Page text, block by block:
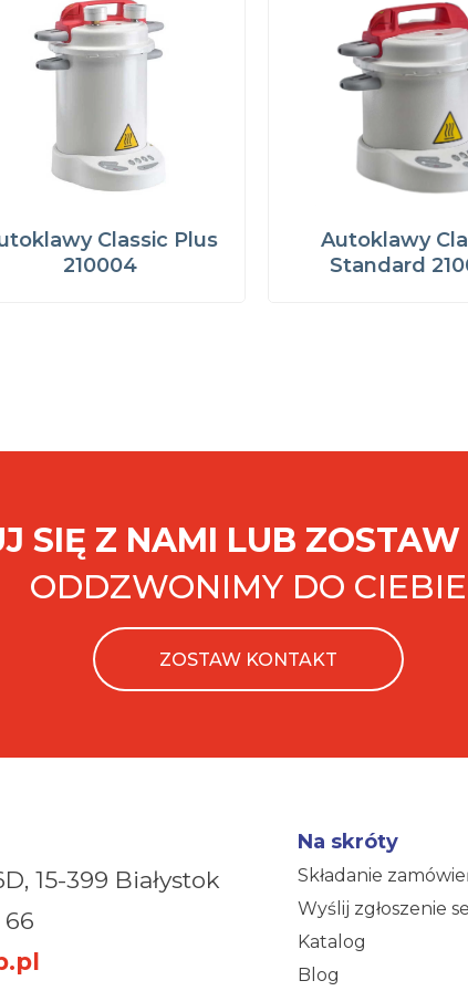
Classic Plus
210004
Autoklawy
Standard
SIĘ Z NAMI LUB
ODDZWONIMY DO CIEBIE
ZOSTAW KONTAKT
15-399 Białystok
66
Na skróty
Składanie
Wyślij zgłoszenie
Katalog
Blog